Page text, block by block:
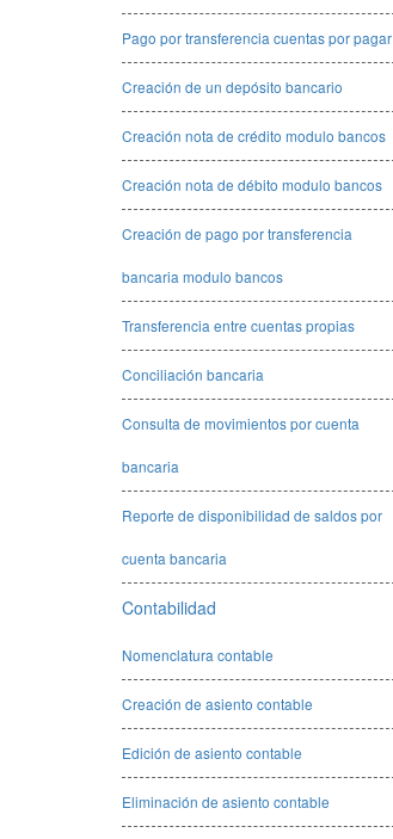
Pago por transferencia cuentas por pagar
Creación de un depósito bancario
Creación nota de crédito modulo bancos
Creación nota de débito modulo bancos
Creación de pago por transferencia
bancaria modulo bancos
Transferencia entre cuentas propias
Conciliación bancaria
Consulta de movimientos por cuenta
bancaria
Reporte de disponibilidad de saldos por
cuenta bancaria
Contabilidad
Nomenclatura contable
Creación de asiento contable
Edición de asiento contable
Eliminación de asiento contable